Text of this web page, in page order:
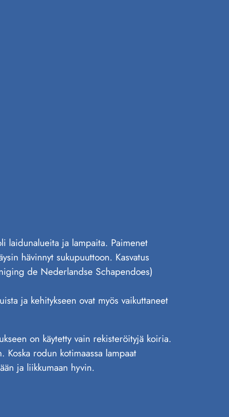
laidunalueita ja lampaita. Paimenet
hävinnyt sukupuuttoon. Kasvatus
de Nederlandse Schapendoes)
ja kehitykseen ovat myös vaikuttaneet
on käytetty vain rekisteröityjä koiria.
rodun kotimaassa lampaat
ja liikkumaan hyvin.